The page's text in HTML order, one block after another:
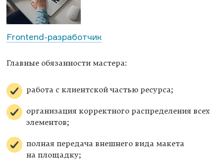
Frontend-разработчик
Главные обязанности мастера:
работа с клиентской частью ресурса;
организация корректного распределения всех
элементов;
полная передача внешнего вида макета
на площадку;